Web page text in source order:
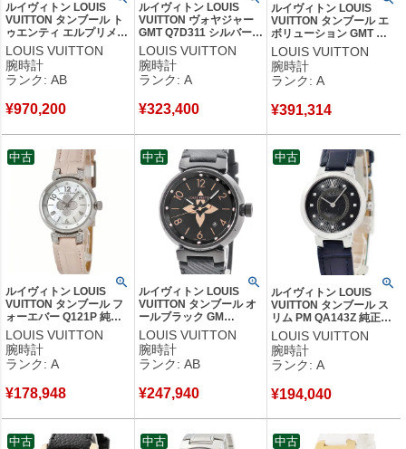
ルイヴィトン LOUIS
VUITTON タンブール ト
ゥエンティ エルプリメロ
クロノグラフ QA1740 ブ
ラウン 限定 メンズ 腕時
計自動巻き ブラウン
【中古】中古品
LOUIS VUITTON
腕時計
ランク: AB
¥970,200
ルイヴィトン LOUIS
VUITTON ヴォヤジャー
GMT Q7D311 シルバー
サンレイ 水色 バー シー
スルーバック メンズ 腕
時計自動巻き シルバー
【中古】中古美品
LOUIS VUITTON
腕時計
ランク: A
¥323,400
ルイヴィトン LOUIS
VUITTON タンブール エ
ボリューション GMT ク
ロノグラフ Q10580 ブラ
ック 黒 PVD デイト メン
ズ 腕時計自動巻き ブラッ
ク 【中古】中古美品
LOUIS VUITTON
腕時計
ランク: A
¥391,314
ルイヴィトン LOUIS
VUITTON タンブール フ
ォーエバー Q121P 純正
ダイヤ ホワイト シェル
アラビア バー レディー
ス 腕時計クオーツ ホワ
イト 【中古】中古美品
LOUIS VUITTON
腕時計
ランク: A
¥178,948
中古
ルイヴィトン LOUIS
VUITTON タンブール オ
ールブラック GM
QA049Z 純正ダイヤ 黒
ブラックPVD モノグラム
フラワー メンズ 腕時計
クオーツ ブラック 【中
LOUIS VUITTON
腕時計
ランク: AB
¥247,940
中古
ルイヴィトン LOUIS
VUITTON タンブール ス
リム PM QA143Z 純正ダ
イヤ モノグラム 黒 ブラ
ック ギョウシェ レディー
ス 腕時計クオーツ ブラッ
ク 【中古】中古美品
LOUIS VUITTON
腕時計
ランク: A
¥194,040
中古
中古 中古 中古